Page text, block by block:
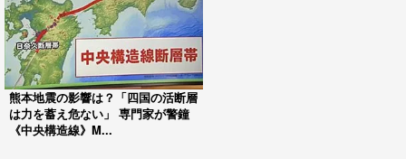
熊本地震の影響は？「四国の活断層
は力を蓄え危ない」 専門家が警鐘
《中央構造線》M...